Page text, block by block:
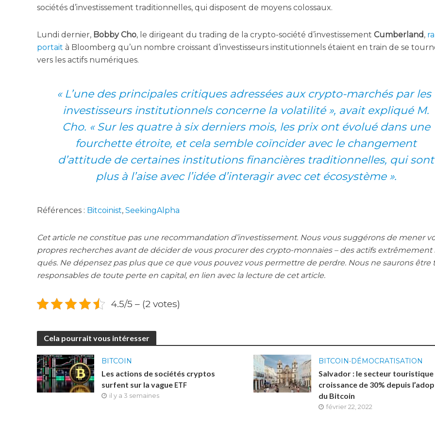
socié­tés d’in­ves­tis­se­ment tra­di­tion­nelles, qui dis­posent de moyens colossaux.
Lun­di der­nier, Bob­by Cho, le diri­geant du tra­ding de la cryp­to-socié­té d’investissement Cum­ber­land,
por­tait à Bloom­berg qu’un nombre crois­sant d’in­ves­tis­seurs ins­ti­tu­tion­nels étaient en train de se
vers les actifs numériques.
«L’une des prin­ci­pales cri­tiques adres­sées aux cryp­to-mar­chés par les
inves­tis­seurs ins­ti­tu­tion­nels concerne la vola­ti­li­té », avait expli­qué M.
Cho. « Sur les quatre à six der­niers mois, les prix ont évo­lué dans une
four­chette étroite, et cela semble coïn­ci­der avec le chan­ge­ment
d’attitude de cer­taines ins­ti­tu­tions finan­cières tra­di­tion­nelles, qui sont
plus à l’aise avec l’idée d’interagir avec cet écosystème ».
Réfé­rences : Bit­coi­nist, See­kin­gAl­pha
Cet article ne consti­tue pas une recom­man­da­tion d’investissement. Nous vous sug­gé­rons de mener
propres recherches avant de déci­der de vous pro­cu­rer des cryp­to-mon­naies – des actifs
qués. Ne dépen­sez pas plus que ce que vous pou­vez vous per­mettre de perdre. Nous ne sau­rons être
res­pon­sables de toute perte en capi­tal, en lien avec la lec­ture de cet article.
4.5/5 – (2 votes)
Cela pourrait vous intéresser
BITCOIN
Les actions de sociétés cryptos
surfent sur la vague ETF
il y a 3 semaines
BITCOIN•DÉMOCRATISATION
Salvador : le secteur touristique
croissance de 30% depuis
du Bitcoin
février 22, 2022